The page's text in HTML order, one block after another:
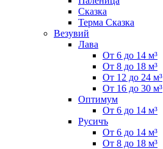
Сказка
Терма Сказка
Везувий
Лава
От 6 до 14 м³
От 8 до 18 м³
От 12 до 24 м³
От 16 до 30 м³
Оптимум
От 6 до 14 м³
Русичъ
От 6 до 14 м³
От 8 до 18 м³